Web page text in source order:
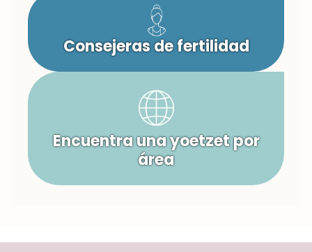
Consejeras de fertilidad
Encuentra una yoetzet por
área